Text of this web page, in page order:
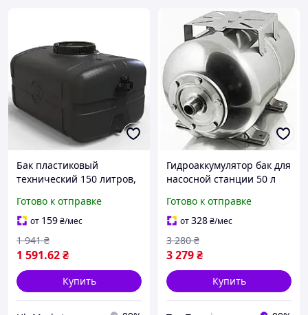
Бак пластиковый
технический 150 литров,
воды и жидкостей, бак
для дачи с крышкой
Готово к отправке
от 159₴/мес
1 591.62₴
1 941 ₴
Купить
Гидроаккумулятор бак для
насосной станции 50 л
нержавеющая сталь
гидроаккумуляторы для
воды 50л
Готово к отправке
от328₴/мес
3 279₴
3 280 ₴
Купить